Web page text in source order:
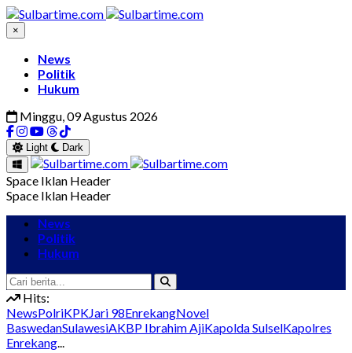
×
News
Politik
Hukum
Minggu, 09 Agustus 2026
Light Dark
Space Iklan Header
Space Iklan Header
News
Politik
Hukum
Hits:
NewsPolriKPKJari 98EnrekangNovel
BaswedanSulawesiAKBP Ibrahim AjiKapolda SulselKapolres
Enrekang...